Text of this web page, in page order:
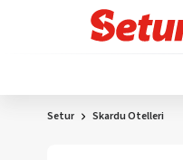
Setur Skardu Otelleri